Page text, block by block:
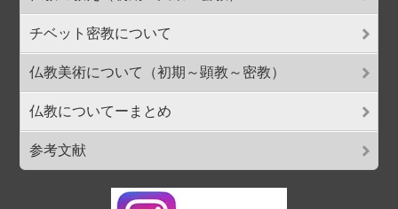
チベット密教について
仏教美術について（初期～顕教～密教）
仏教についてーまとめ
参考文献